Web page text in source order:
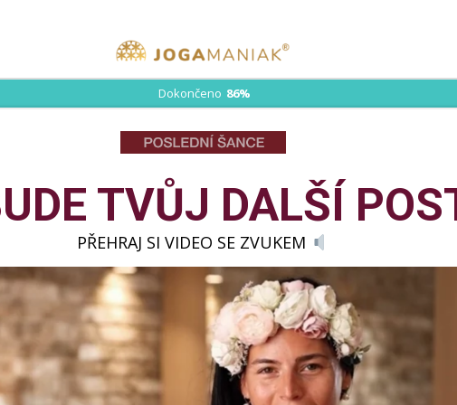
Dokončeno 86%
TVŮJ DALŠÍ
PŘEHRAJ SI VIDEO SE ZVUKEM